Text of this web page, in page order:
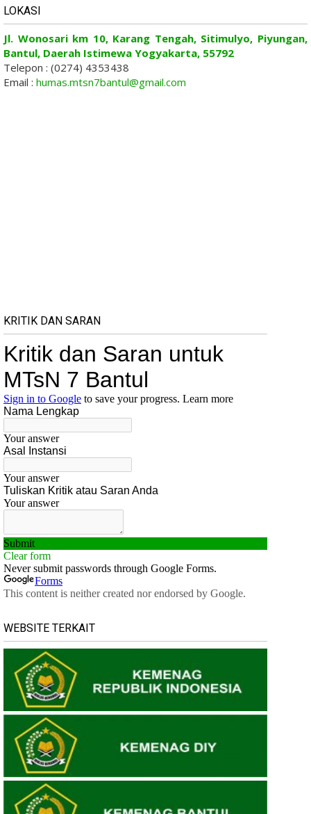
LOKASI
Jl. Wonosari km 10, Karang Tengah, Sitimulyo, Piyungan,
Bantul, Daerah Istimewa Yogyakarta, 55792
Telepon : (0274) 4353438
Email : humas.mtsn7bantul@gmail.com
KRITIK DAN SARAN
WEBSITE TERKAIT